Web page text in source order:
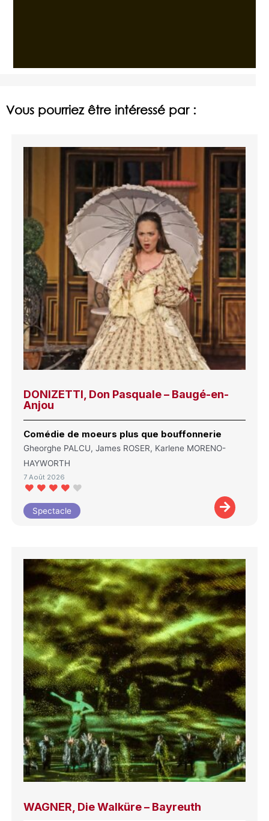
Vous pourriez être intéressé par :
DONIZETTI, Don Pasquale – Baugé-en-
Anjou
Comédie de moeurs plus que bouffonnerie
Gheorghe PALCU, James ROSER, Karlene MORENO-
HAYWORTH
7 Août 2026
Spectacle
WAGNER, Die Walküre – Bayreuth